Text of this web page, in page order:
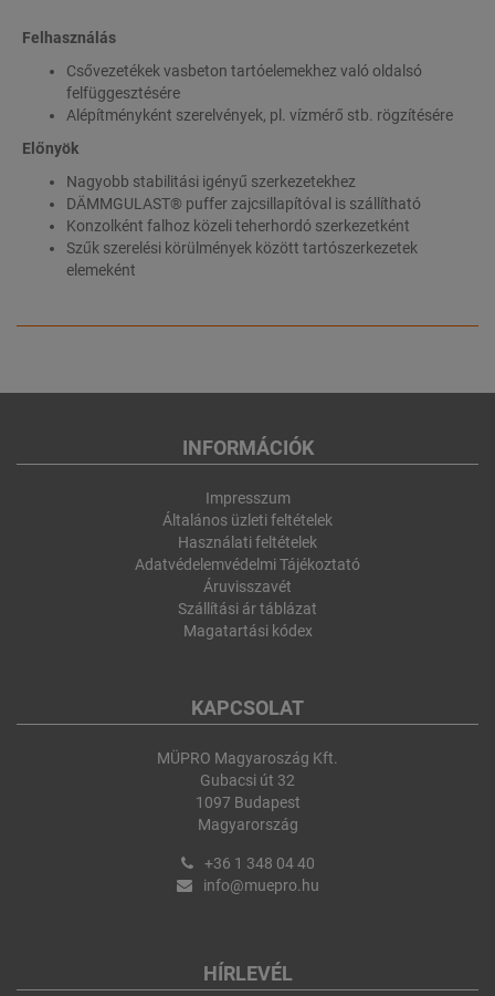
Felhasználás
Csővezetékek vasbeton tartóelemekhez való oldalsó
felfüggesztésére
Alépítményként szerelvények, pl. vízmérő stb. rögzítésére
Előnyök
Nagyobb stabilitási igényű szerkezetekhez
DÄMMGULAST® puffer zajcsillapítóval is szállítható
Konzolként falhoz közeli teherhordó szerkezetként
Szűk szerelési körülmények között tartószerkezetek
elemeként
INFORMÁCIÓK
Impresszum
Általános üzleti feltételek
Használati feltételek
Adatvédelemvédelmi Tájékoztató
Áruvisszavét
Szállítási ár táblázat
Magatartási kódex
KAPCSOLAT
MÜPRO Magyaroszág Kft.
Gubacsi út 32
1097 Budapest
Magyarország
+36 1 348 04 40
info@muepro.hu
HÍRLEVÉL